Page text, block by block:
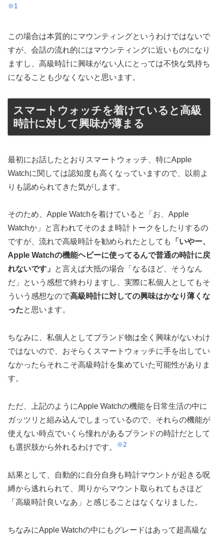
※1
この場合は本質的にマウンティングというわけではないで
すが、会話の流れ的にはマウンティングに近いものになり
ますし、高級時計に興味がない人にとっては不快な気持ち
になることも少なくないと思います。
スマートウォッチを着けていると高級
時計に対して興味が薄まる
最初にお話したとおりスマートウォッチ、特にApple
Watchに関しては認知度も高くなっていますので、以前よ
りも認められてきた気がします。
そのため、Apple Watchを着けていると「お、Apple
Watchか」と言われてそのまま時計トークをしたりするの
ですが、流れで高級時計を勧められたとしても
「いやー、
Apple Watchの機能ヘビーに使ってるんで普通の時計に戻
れないです」
と言えば大抵の場合「なるほど、そうなん
だ」という感想で終わりますし、実際に私個人としてもそ
ういう感想なので高級時計に対しての興味はかなり薄くな
ったと思います。
ちなみに、私個人としてブランド物は全く興味がないわけ
ではないので、おそらくスマートウォッチに手を出してい
なかったらそれこそ高級時計を集めていた可能性がありま
す。
ただ、上記のようにApple Watchの機能を日常生活の中に
ガッツリと組み込んでしまっているので、それらの機能が
使えない時点でいくら憧れがあるブランドの時計だとして
も選択肢から外れるわけです。
※2
結果として、自動的に自分自身も時計マウントが起きる呪
縛から逃れられて、周りからマウント取られてもさほど
「高級時計良いなあ」と感じることはなくなりました。
ちなみにApple Watchの中にもグレードはあって超高級な